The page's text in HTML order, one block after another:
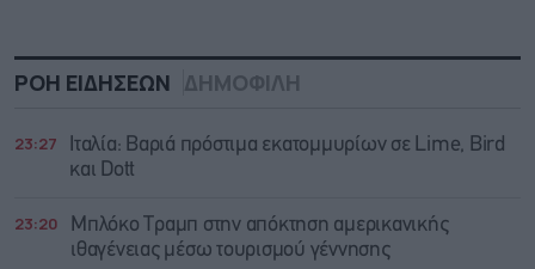
ΡΟΗ ΕΙΔΗΣΕΩΝ ΔΗΜΟΦΙΛΗ
23:27
Ιταλία: Βαριά πρόστιμα εκατομμυρίων σε Lime, Bird
και Dott
23:20
Μπλόκο Τραμπ στην απόκτηση αμερικανικής
ιθαγένειας μέσω τουρισμού γέννησης